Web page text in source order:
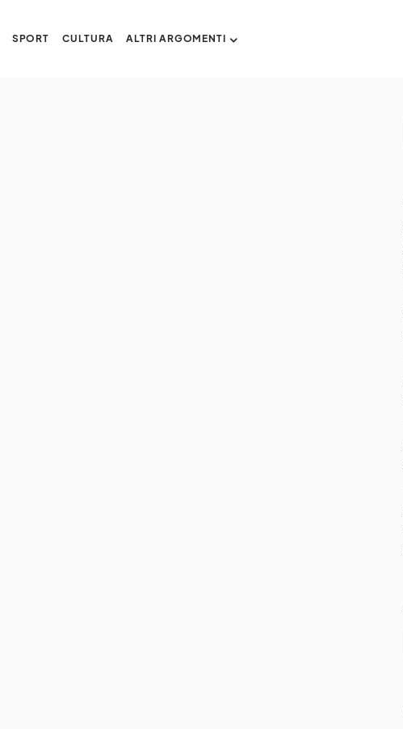
SPORT CULTURA ALTRI ARGOMENTI